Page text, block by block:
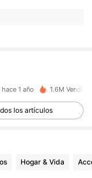
1 año 1.6M
los artículos
Hogar & Vida